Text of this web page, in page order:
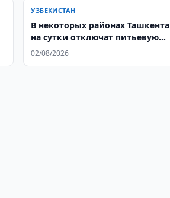
УЗБЕКИСТАН
В некоторых районах Ташкента
на сутки отключат питьевую
воду
02/08/2026